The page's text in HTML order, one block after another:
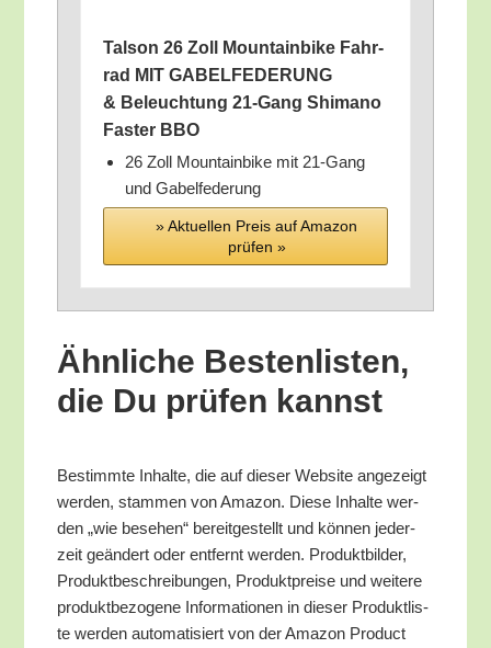
Tal­son 26 Zoll Moun­tain­bike Fahr­
rad MIT GABELFEDERUNG
& Beleuch­tung 21-Gang Shi­ma­no
Fas­ter BBO
26 Zoll Moun­tain­bike mit 21-Gang
und Gabelfederung
» Aktu­el­len Preis auf Ama­zon
prü­fen »
Ähn­li­che Bes­ten­lis­ten,
die Du prü­fen kannst
Bestimm­te Inhal­te, die auf die­ser Web­site ange­zeigt
wer­den, stam­men von Ama­zon. Die­se Inhal­te wer­
den „wie bese­hen“ bereit­ge­stellt und kön­nen jeder­
zeit geän­dert oder ent­fernt wer­den. Pro­dukt­bil­der,
Pro­dukt­be­schrei­bun­gen, Pro­dukt­prei­se und wei­te­re
pro­dukt­be­zo­ge­ne Infor­ma­tio­nen in die­ser Pro­dukt­lis­
te wer­den auto­ma­ti­siert von der Ama­zon Pro­duct